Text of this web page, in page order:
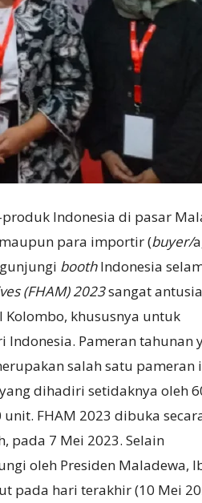
Indonesia di pasar
para importir (buyer/
boothIndonesia
(FHAM) 2023sangat
khususnya untuk
Pameran tahunan
salah satu pameran
dihadiri setidaknya oleh
FHAM 2023 dibuka
pada 7 Mei 2023. Selain
oleh Presiden Maladewa,
pada hari terakhir (10 Mei